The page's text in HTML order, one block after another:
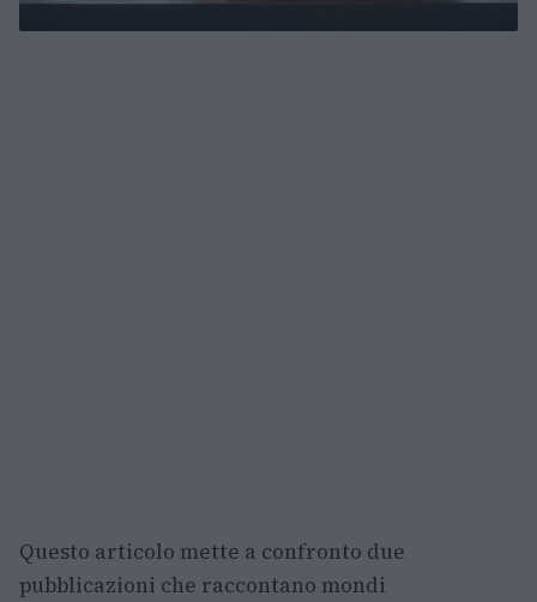
Questo articolo mette a confronto due
pubblicazioni che raccontano mondi